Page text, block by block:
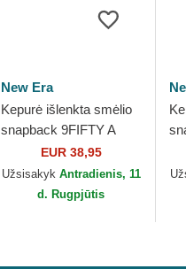
New Era
Kepurė išlenkta smėlio
snapback 9FIFTY A
Frame Classic Las
Vegas Raiders NFL
New Era
EUR 38,95
Užsisakyk Antradienis, 11
d. Rugpjūtis